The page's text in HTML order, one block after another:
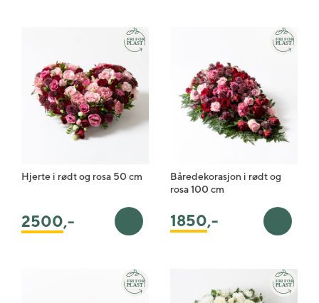
Hjerte i rødt og rosa 50 cm
2500,- Legg i handlekurv
Båredekorasjon i rødt og
rosa 100 cm
1850,- Legg i